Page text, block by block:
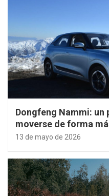
Dongfeng Nammi:
moverse de forma
13 de mayo de 2026